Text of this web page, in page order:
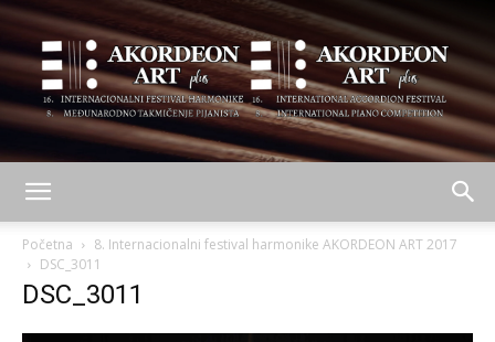
Početna
8. Internacionalni festival harmonike AKORDEON ART 2017
DSC_3011
DSC_3011